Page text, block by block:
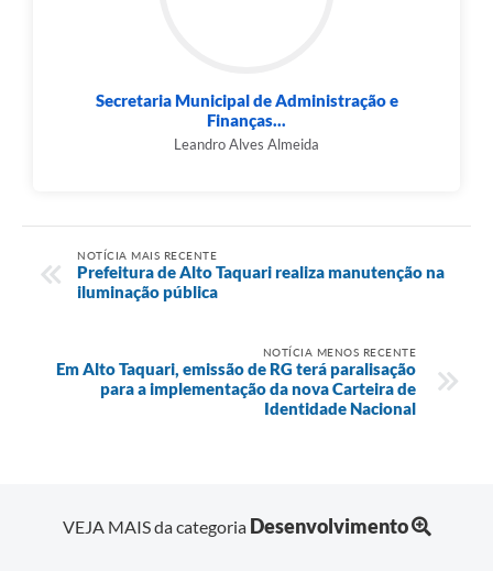
Secretaria Municipal de Administração e
Finanças...
Leandro Alves Almeida
NOTÍCIA MAIS RECENTE
Prefeitura de Alto Taquari realiza manutenção na
iluminação pública
NOTÍCIA MENOS RECENTE
Em Alto Taquari, emissão de RG terá paralisação
para a implementação da nova Carteira de
Identidade Nacional
VEJA MAIS da categoria Desenvolvimento